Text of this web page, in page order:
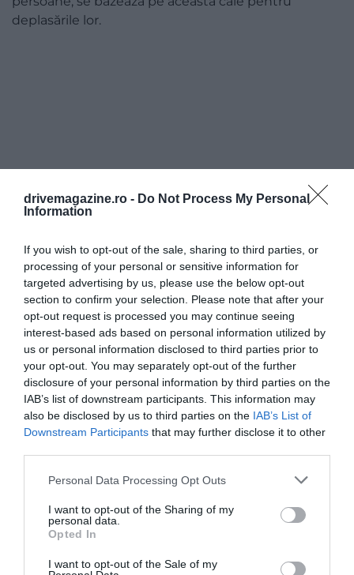
drivemagazine.ro - Do Not Process My Personal
Information
If you wish to opt-out of the sale, sharing to third parties, or
processing of your personal or sensitive information for
targeted advertising by us, please use the below opt-out
section to confirm your selection. Please note that after your
opt-out request is processed you may continue seeing
interest-based ads based on personal information utilized by
us or personal information disclosed to third parties prior to
your opt-out. You may separately opt-out of the further
disclosure of your personal information by third parties on the
IAB’s list of downstream participants. This information may
also be disclosed by us to third parties on the IAB’s List of
Downstream Participants that may further disclose it to other
Please note that this website/app uses one or more Google
not limited to your visit or usage behaviour. You may click to
grant or deny consent to Google and its third-party tags to
use your data for below specified purposes in below Google
consent section.
Personal Data Processing Opt Outs
I want to opt-out of the Sharing of my
personal data.
Opted In
I want to opt-out of the Sale of my
deplasările lor.